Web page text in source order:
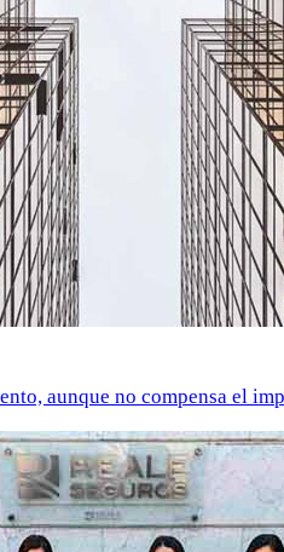
aunque no compensa el